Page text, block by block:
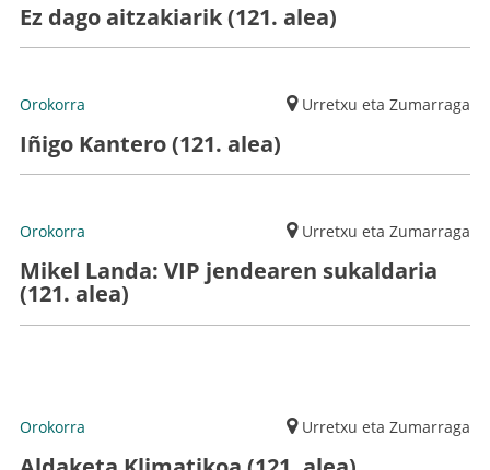
Ez dago aitzakiarik (121. alea)
Orokorra Urretxu eta Zumarraga
Iñigo Kantero (121. alea)
Orokorra Urretxu eta Zumarraga
Mikel Landa: VIP jendearen sukaldaria
(121. alea)
Orokorra Urretxu eta Zumarraga